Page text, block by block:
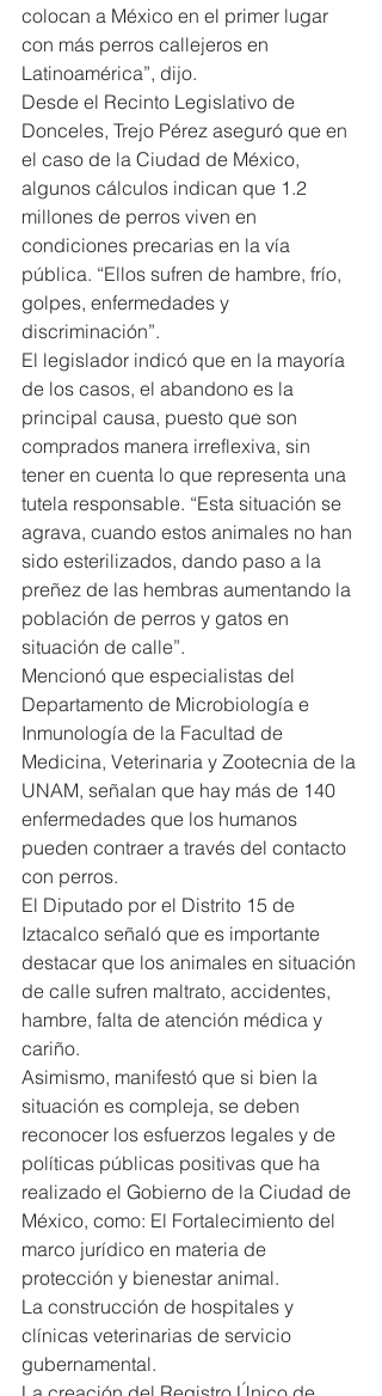
colocan a México en el primer lugar
con más perros callejeros en
Latinoamérica”, dijo.
Desde el Recinto Legislativo de
Donceles, Trejo Pérez aseguró que en
el caso de la Ciudad de México,
algunos cálculos indican que 1.2
millones de perros viven en
condiciones precarias en la vía
pública. “Ellos sufren de hambre, frío,
golpes, enfermedades y
discriminación”.
El legislador indicó que en la mayoría
de los casos, el abandono es la
principal causa, puesto que son
comprados manera irreflexiva, sin
tener en cuenta lo que representa una
tutela responsable. “Esta situación se
agrava, cuando estos animales no han
sido esterilizados, dando paso a la
preñez de las hembras aumentando la
población de perros y gatos en
situación de calle”.
Mencionó que especialistas del
Departamento de Microbiología e
Inmunología de la Facultad de
Medicina, Veterinaria y Zootecnia de la
UNAM, señalan que hay más de 140
enfermedades que los humanos
pueden contraer a través del contacto
con perros.
El Diputado por el Distrito 15 de
Iztacalco señaló que es importante
destacar que los animales en situación
de calle sufren maltrato, accidentes,
hambre, falta de atención médica y
cariño.
Asimismo, manifestó que si bien la
situación es compleja, se deben
reconocer los esfuerzos legales y de
políticas públicas positivas que ha
realizado el Gobierno de la Ciudad de
México, como: El Fortalecimiento del
marco jurídico en materia de
protección y bienestar animal.
La construcción de hospitales y
clínicas veterinarias de servicio
gubernamental.